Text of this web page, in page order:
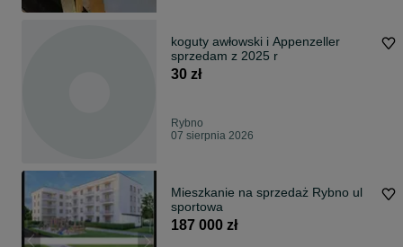
koguty awłowski i Appenzeller
sprzedam z 2025 r
30 zł
Rybno
07 sierpnia 2026
Mieszkanie na sprzedaż Rybno ul
sportowa
187 000 zł